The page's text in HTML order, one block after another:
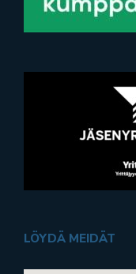
LÖYDÄ MEIDÄT